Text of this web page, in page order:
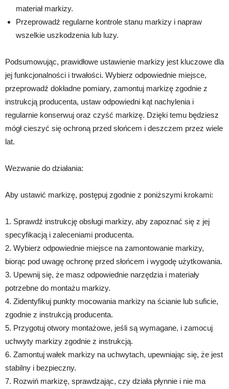
materiał markizy.
Przeprowadź regularne kontrole stanu markizy i napraw
wszelkie uszkodzenia lub luzy.
Podsumowując, prawidłowe ustawienie markizy jest kluczowe dla
jej funkcjonalności i trwałości. Wybierz odpowiednie miejsce,
przeprowadź dokładne pomiary, zamontuj markizę zgodnie z
instrukcją producenta, ustaw odpowiedni kąt nachylenia i
regularnie konserwuj oraz czyść markizę. Dzięki temu będziesz
mógł cieszyć się ochroną przed słońcem i deszczem przez wiele
lat.
Wezwanie do działania:
Aby ustawić markizę, postępuj zgodnie z poniższymi krokami:
1. Sprawdź instrukcję obsługi markizy, aby zapoznać się z jej
specyfikacją i zaleceniami producenta.
2. Wybierz odpowiednie miejsce na zamontowanie markizy,
biorąc pod uwagę ochronę przed słońcem i wygodę użytkowania.
3. Upewnij się, że masz odpowiednie narzędzia i materiały
potrzebne do montażu markizy.
4. Zidentyfikuj punkty mocowania markizy na ścianie lub suficie,
zgodnie z instrukcją producenta.
5. Przygotuj otwory montażowe, jeśli są wymagane, i zamocuj
uchwyty markizy zgodnie z instrukcją.
6. Zamontuj wałek markizy na uchwytach, upewniając się, że jest
stabilny i bezpieczny.
7. Rozwiń markizę, sprawdzając, czy działa płynnie i nie ma